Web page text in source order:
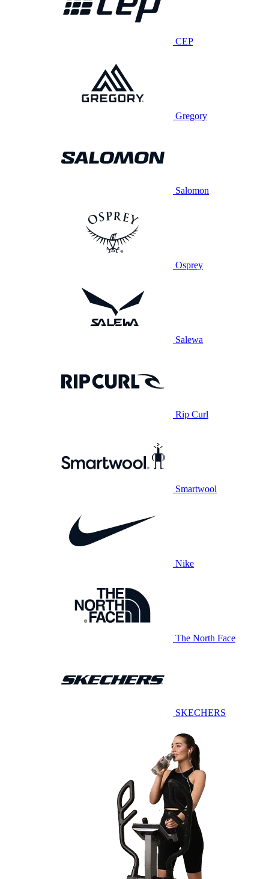
CEP
Gregory
Salomon
Osprey
Salewa
Rip Curl
Smartwool
Nike
The North Face
SKECHERS